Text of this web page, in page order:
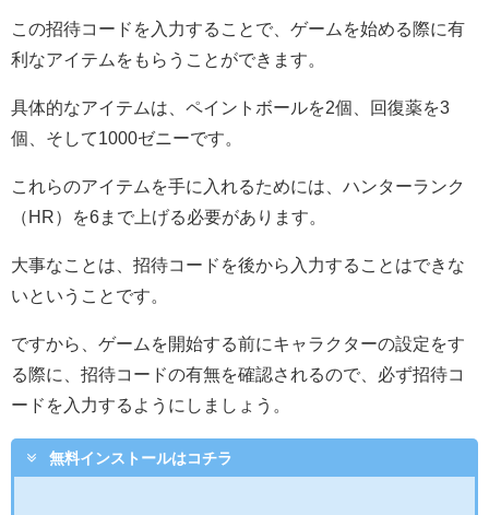
この招待コードを入力することで、ゲームを始める際に有
利なアイテムをもらうことができます。
具体的なアイテムは、ペイントボールを2個、回復薬を3
個、そして1000ゼニーです。
これらのアイテムを手に入れるためには、ハンターランク
（HR）を6まで上げる必要があります。
大事なことは、招待コードを後から入力することはできな
いということです。
ですから、ゲームを開始する前にキャラクターの設定をす
る際に、招待コードの有無を確認されるので、必ず招待コ
ードを入力するようにしましょう。
無料インストールはコチラ